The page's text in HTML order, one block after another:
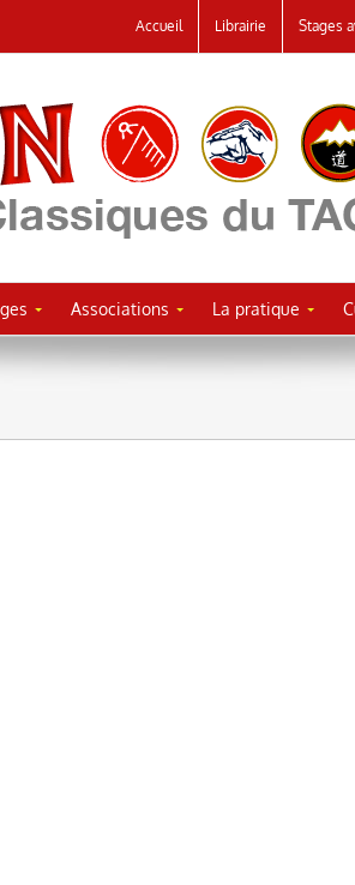
Accueil Librairie Stages
Associations La pratique